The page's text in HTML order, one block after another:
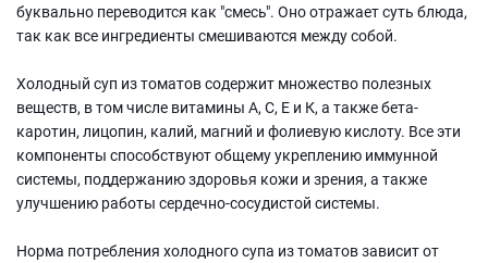
буквально переводится как "смесь". Оно отражает суть блюда,
так как все ингредиенты смешиваются между собой.
Холодный суп из томатов содержит множество полезных
веществ, в том числе витамины A, C, E и К, а также бета-
каротин, лицопин, калий, магний и фолиевую кислоту. Все эти
компоненты способствуют общему укреплению иммунной
системы, поддержанию здоровья кожи и зрения, а также
улучшению работы сердечно-сосудистой системы.
Норма потребления холодного супа из томатов зависит от